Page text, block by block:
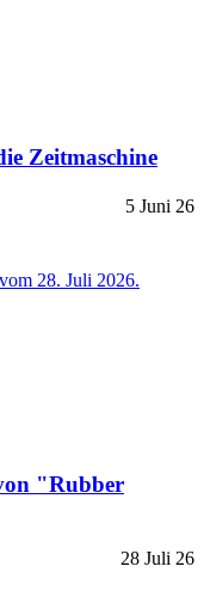
Zeitmaschine
5 Juni 26
"Rubber
28 Juli 26